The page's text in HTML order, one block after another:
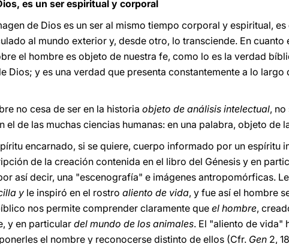
es un ser espiritual y corporal
de Dios es un ser al mismo tiempo corporal y espiritual,
al mundo exterior y, desde otro, lo transciende. En
el hombre es objeto de nuestra fe, como lo es la verdad
Dios; y es una verdad que presenta constantemente a lo
no cesa de ser en la historia objeto de análisis intelectual,
el de las muchas ciencias humanas: en una palabra, objeto de
encarnado, si se quiere, cuerpo informado por un espíritu
de la creación contenida en el libro del Génesis y en
así decir, una "escenografía" e imágenes antropomórficas.
y le inspiró en el rostro aliento de vida, y fue así el hombre
nos permite comprender claramente que el hombre,
y en particular del mundo de los animales. El "aliento de vida"
el nombre y reconocerse distinto de ellos (Cfr. Gen 2,